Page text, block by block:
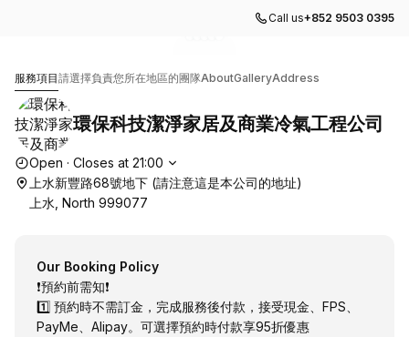
Call us+852 9503 0395
服務項目請選擇負責您所在地區的團隊AboutGalleryAddress
環保科技潔淨家居及商業冷氣工程公司
Opening hours
Open · Closes at 21:00
上水新豐路68號地下 (請注意這是本公司的地址)
上水, North 999077
Our Booking Policy
❗️預約前需知❗️
1️⃣ 預約時不需訂金，完成服務後付款，接受現金、FPS、
PayMe、Alipay。可選擇預約時付款享95折優惠